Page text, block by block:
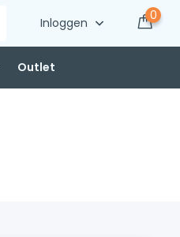
Inloggen
0
Outlet